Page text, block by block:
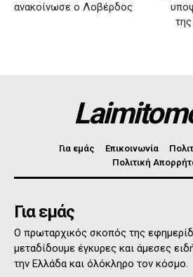
ανακοίνωσε ο Λοβέρδος
Για εμάς Επικοινωνία
Πολιτική
Για εμάς
Ο πρωταρχικός σκοπός της
μεταδίδουμε έγκυρες και άμεσες
την Ελλάδα και όλόκληρο τον κόσμο.